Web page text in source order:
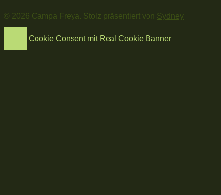
© 2026 Campa Freya. Stolz präsentiert von Sydney
Cookie Consent mit Real Cookie Banner